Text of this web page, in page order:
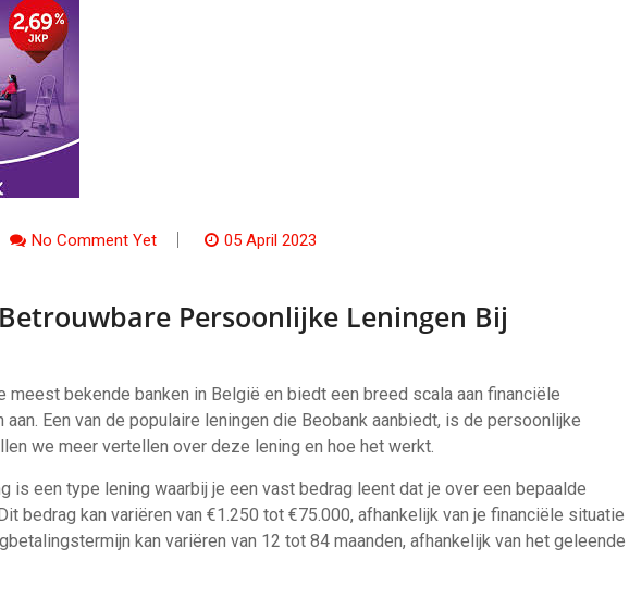
No Comment Yet 05 April 2023
Persoonlijke Leningen Bij
meest bekende banken in België en biedt een breed scala aan financiële
Een van de populaire leningen die Beobank aanbiedt, is de persoonlijke
we meer vertellen over deze lening en hoe het werkt.
is een type lening waarbij je een vast bedrag leent dat je over een bepaalde
bedrag kan variëren van €1.250 tot €75.000, afhankelijk van je financiële situatie
kan variëren van 12 tot 84 maanden, afhankelijk van het geleende